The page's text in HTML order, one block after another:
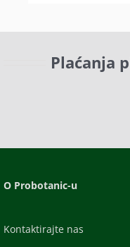
Plaćanja
O Probotanic-u
Kontaktirajte nas